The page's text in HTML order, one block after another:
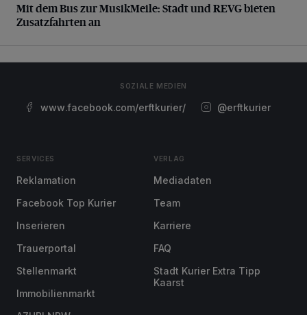
Mit dem Bus zur MusikMeile: Stadt und REVG bieten
Zusatzfahrten an
SOZIALE MEDIEN
www.facebook.com/erftkurier/ @erftkurier
SERVICES
Reklamation
Facebook Top Kurier
Inserieren
Trauerportal
Stellenmarkt
Immobilienmarkt
VERLAG
Mediadaten
Team
Karriere
FAQ
Stadt Kurier Extra Tipp
Kaarst